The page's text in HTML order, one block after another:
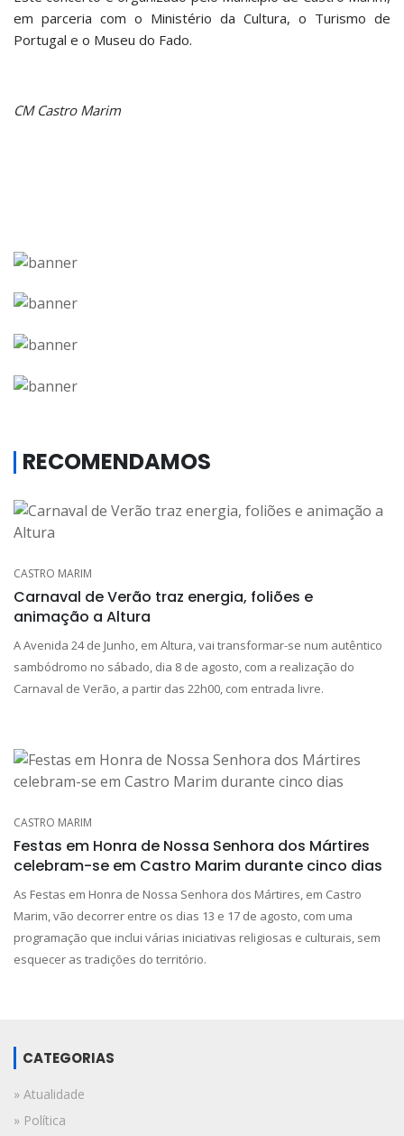
em parceria com o Ministério da Cultura, o Turismo de
Portugal e o Museu do Fado.
CM Castro Marim
RECOMENDAMOS
CASTRO MARIM
Carnaval de Verão traz energia, foliões e
animação a Altura
A Avenida 24 de Junho, em Altura, vai transformar-se num autêntico
sambódromo no sábado, dia 8 de agosto, com a realização do
Carnaval de Verão, a partir das 22h00, com entrada livre.
CASTRO MARIM
Festas em Honra de Nossa Senhora dos Mártires
celebram-se em Castro Marim durante cinco dias
As Festas em Honra de Nossa Senhora dos Mártires, em Castro
Marim, vão decorrer entre os dias 13 e 17 de agosto, com uma
programação que inclui várias iniciativas religiosas e culturais, sem
esquecer as tradições do território.
CATEGORIAS
» Atualidade
» Política